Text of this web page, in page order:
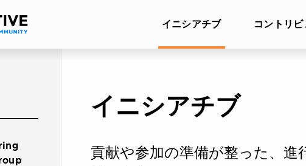
イニシアチブ コントリ
イニシアチブ
貢献や参加の準備が整った、進